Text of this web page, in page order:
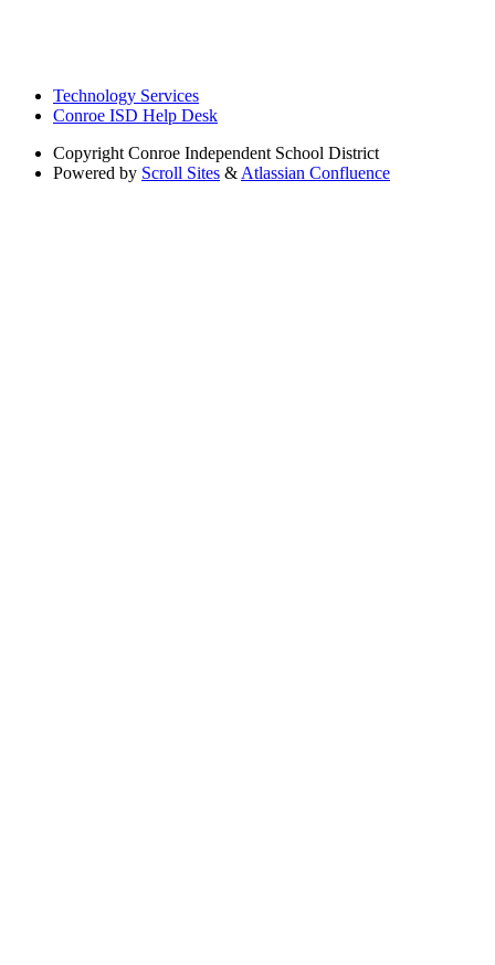
Technology Services
Conroe ISD Help Desk
Copyright Conroe Independent School District
Powered by Scroll Sites &Atlassian Confluence